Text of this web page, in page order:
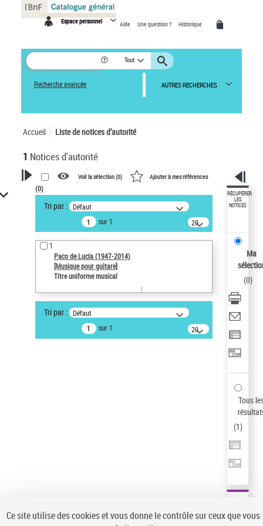
Espace personnel Aide Une question ? Historique
Tout
Recherche avancée AUTRES RECHERCHES
Accueil Liste de notices d’autorité
1 Notices d'autorité
VOTRE RECHERCHE
Recherche avancée dans les
notices d’autorité
Œuvres liées à l'auteur :
Paco de Lucía (1947-2014)
Type de notice d'autorité
Type de notice d'autorité
Voir la sélection (0) Ajouter à mes références
(0)
Tri par : Défaut
sur 1
20
résultats/page
1
Paco de Lucía (1947-2014)
[Musique pour guitare]
Titre uniforme musical
Tri par : Défaut
sur 1
20
résultats/page
RÉCUPÉRER
LES
NOTICES
Ma
(0)
Tous
(1)
Panneau de gestion des cookies
Ce site utilise des cookies et vous donne le contrôle sur ceux que vous